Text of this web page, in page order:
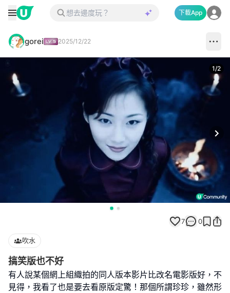
下載App
gorei 2025/12/22
1/2
7 0
吹水
搞笑版也不好
有人說某個網上組織拍的同人版本影片比改名電影版好，不
見得，我看了也是要去看原版定驚！那個所謂珍珍，雖然形